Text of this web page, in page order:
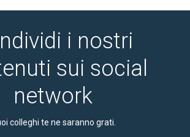
i nostri
sui social
network
colleghi te ne saranno grati.